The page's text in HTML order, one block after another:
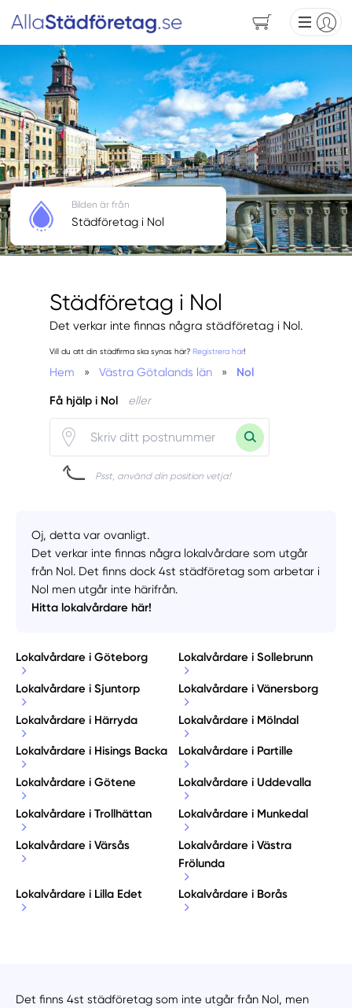
Städföretag i Nol
Det verkar inte finnas några städföretag i Nol.
Vill du att din städfirma ska synas här? Registrera här!
Hem » Västra Götalands län » Nol
Få hjälp i Nol eller
Psst, använd din position vetja!
Bilden är från
Städföretag i Nol
Oj, detta var ovanligt.
Det verkar inte finnas några lokalvårdare som utgår
från Nol. Det finns dock 4st städföretag som arbetar i
Nol men utgår inte härifrån.
Hitta lokalvårdare här!
Lokalvårdare i Göteborg Lokalvårdare i Sollebrunn
Lokalvårdare i Sjuntorp Lokalvårdare i Vänersborg
Lokalvårdare i Härryda Lokalvårdare i Mölndal
Lokalvårdare i Hisings Backa Lokalvårdare i Partille
Lokalvårdare i Götene Lokalvårdare i Uddevalla
Lokalvårdare i Trollhättan Lokalvårdare i Munkedal
Lokalvårdare i Värsås
Lokalvårdare i Västra
Frölunda
Lokalvårdare i Lilla Edet Lokalvårdare i Borås
Det finns 4st städföretag som inte utgår från Nol, men